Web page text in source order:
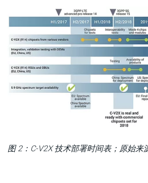
图 2：C-V2X 技术部署时间表；原始来